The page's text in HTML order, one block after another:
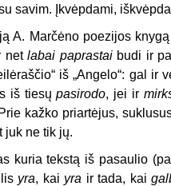
savim. Įkvėpdami,
A. Marčėno poezijos
netlabai paprastai budi ir
iš „Angelo“: gal
iš tiesųpasirodo, jei ir
kažko priartėjus,
juk ne tik jų.
kuria tekstą iš pasaulio
yra, kai yra ir tada, kai